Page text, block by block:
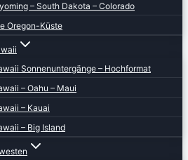
– South Dakota – Colorado
Oregon-Küste
Sonnenuntergänge – Hochformat
– Oahu – Maui
– Kauai
– Big Island